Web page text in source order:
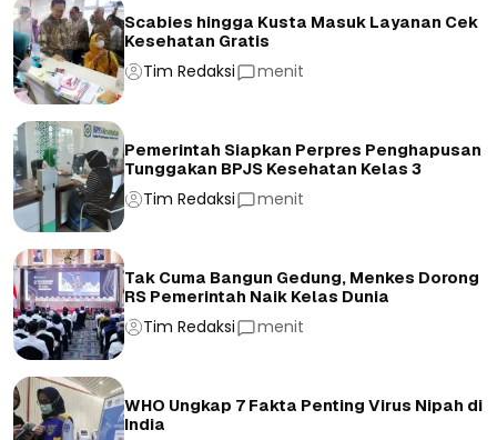
Scabies hingga Kusta Masuk Layanan Cek
Kesehatan Gratis
Tim Redaksi menit
Pemerintah Siapkan Perpres Penghapusan
Tunggakan BPJS Kesehatan Kelas 3
Tim Redaksi menit
Tak Cuma Bangun Gedung, Menkes Dorong
RS Pemerintah Naik Kelas Dunia
Tim Redaksi menit
WHO Ungkap 7 Fakta Penting Virus Nipah di
India